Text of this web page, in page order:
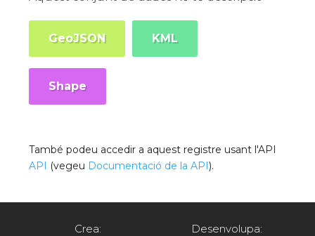
GeoJSON KML
Shape
També podeu accedir a aquest registre usant l'API
API (vegeu Documentació de la API).
Crea: Desenvolupa: